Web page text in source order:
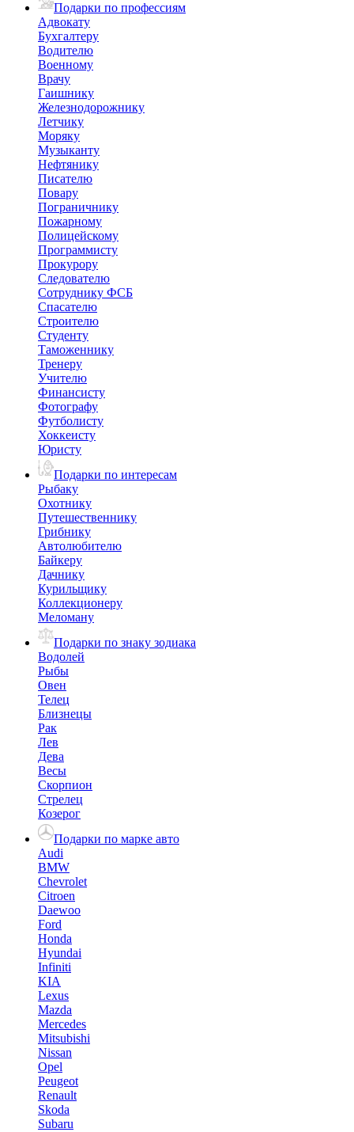
Подарки по профессиям
Адвокату
Бухгалтеру
Водителю
Военному
Врачу
Гаишнику
Железнодорожнику
Летчику
Моряку
Музыканту
Нефтянику
Писателю
Повару
Пограничнику
Пожарному
Полицейскому
Программисту
Прокурору
Следователю
Сотруднику ФСБ
Спасателю
Строителю
Студенту
Таможеннику
Тренеру
Учителю
Финансисту
Фотографу
Футболисту
Хоккеисту
Юристу
Подарки по интересам
Рыбаку
Охотнику
Путешественнику
Грибнику
Автолюбителю
Байкеру
Дачнику
Курильщику
Коллекционеру
Меломану
Подарки по знаку зодиака
Водолей
Рыбы
Овен
Телец
Близнецы
Рак
Лев
Дева
Весы
Скорпион
Стрелец
Козерог
Подарки по марке авто
Audi
BMW
Chevrolet
Citroen
Daewoo
Ford
Honda
Hyundai
Infiniti
KIA
Lexus
Mazda
Mercedes
Mitsubishi
Nissan
Opel
Peugeot
Renault
Skoda
Subaru